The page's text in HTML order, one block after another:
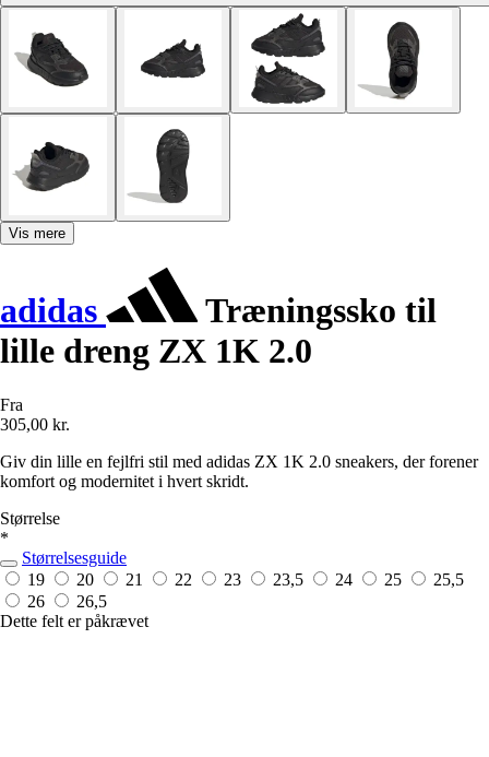
Vis mere
adidas
Træningssko til
lille dreng ZX 1K 2.0
Fra
305,00 kr.
Giv din lille en fejlfri stil med adidas ZX 1K 2.0 sneakers, der forener
komfort og modernitet i hvert skridt.
Størrelse
*
Størrelsesguide
19
20 21 22 23 23,5 24 25
25,5
26
26,5
Dette felt er påkrævet